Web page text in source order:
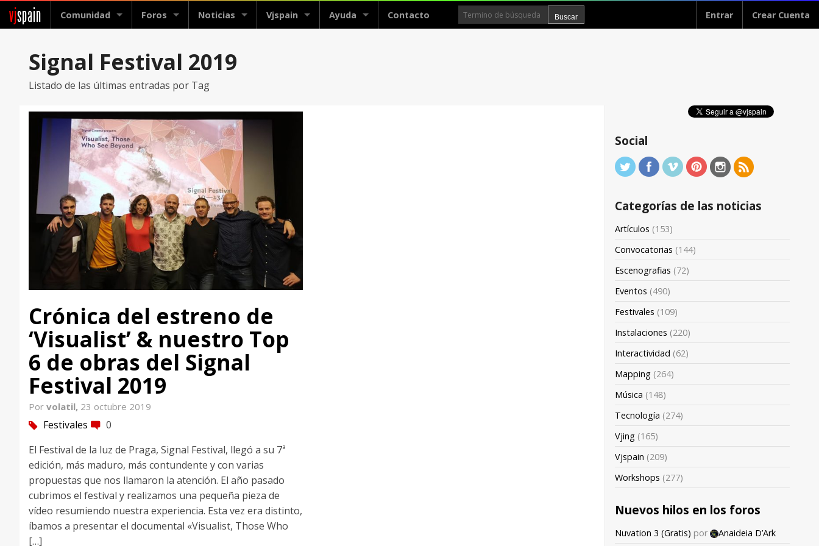
vjspain Comunidad Foros Noticias Vjspain Ayuda Contacto Entrar Crear Cuenta
Signal Festival 2019
Listado de las últimas entradas por Tag
Crónica del estreno de
‘Visualist’ & nuestro Top
6 de obras del Signal
Festival 2019
Por volatil, 23 octubre 2019
tag Festivales comment 0
El Festival de la luz de Praga, Signal Festival, llegó a su 7ª
edición, más maduro, más contundente y con varias
propuestas que nos llamaron la atención. El año pasado
cubrimos el festival y realizamos una pequeña pieza de
vídeo resumiendo nuestra experiencia. Esta vez era distinto,
íbamos a presentar el documental «Visualist, Those Who
[…]
Social
Categorías de las noticias
Artículos (153)
Convocatorias (144)
Escenografias (72)
Eventos (490)
Festivales (109)
Instalaciones (220)
Interactividad (62)
Mapping (264)
Música (148)
Tecnología (274)
Vjing (165)
Vjspain (209)
Workshops (277)
Nuevos hilos en los foros
Nuvation 3 (Gratis) por
Anaideia D’Ark